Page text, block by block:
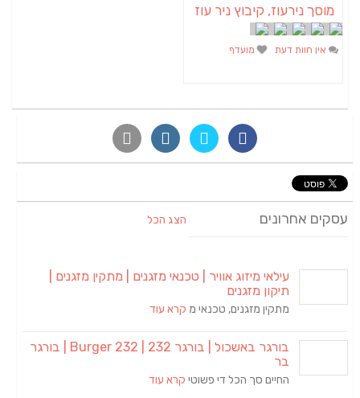
מוסך נירעוז, קיבוץ ניר עוז
אין חוות דעת מועדף
עסקים אחרונים הצג הכל
עילאי מיזוג אוויר | טכנאי מזגנים | מתקין מזגנים |
תיקון מזגנים
מתקין מזגנים, טכנאי מ קרא עוד
בורגר באשכול | בורגר 232 | Burger 232 | בורגר
בר
החיים סך הכל די פשוטי קרא עוד